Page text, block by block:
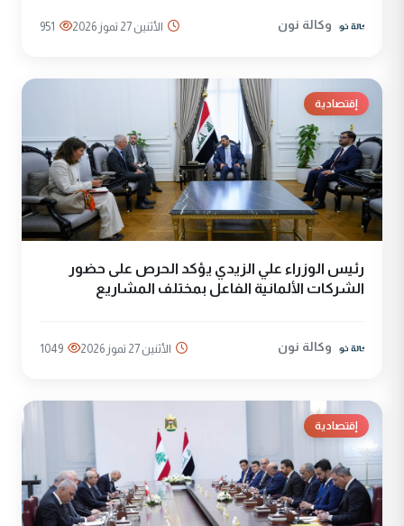
وكالة نون الأثنين 27 تموز 2026 951
إقتصادية
رئيس الوزراء علي الزيدي يؤكد الحرص على حضور
الشركات الألمانية الفاعل بمختلف المشاريع
وكالة نون الأثنين 27 تموز 2026 1049
إقتصادية